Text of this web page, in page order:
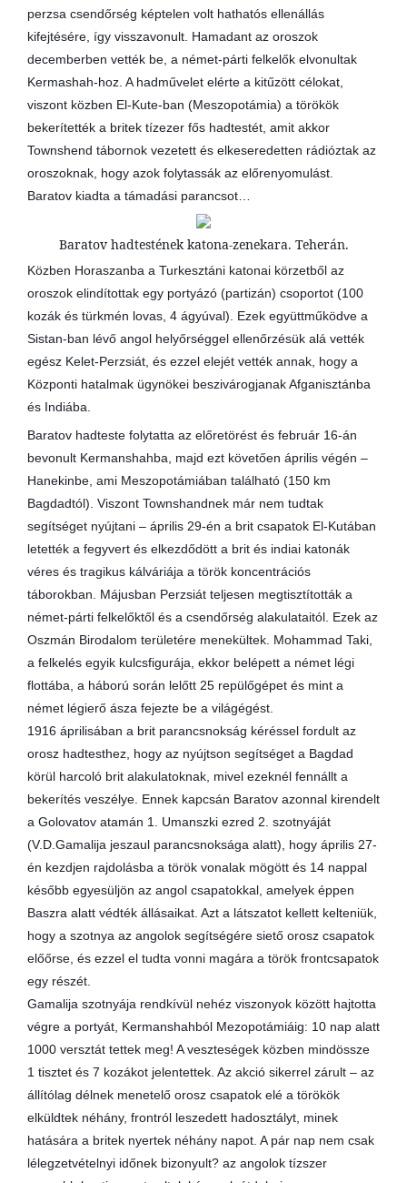
perzsa csendőrség képtelen volt hathatós ellenállás
kifejtésére, így visszavonult. Hamadant az oroszok
decemberben vették be, a német-párti felkelők elvonultak
Kermashah-hoz. A hadművelet elérte a kitűzött célokat,
viszont közben El-Kute-ban (Meszopotámia) a törökök
bekerítették a britek tízezer fős hadtestét, amit akkor
Townshend tábornok vezetett és elkeseredetten rádióztak az
oroszoknak, hogy azok folytassák az előrenyomulást.
Baratov kiadta a támadási parancsot…
Baratov hadtestének katona-zenekara. Teherán.
Közben Horaszanba a Turkesztáni katonai körzetből az
oroszok elindítottak egy portyázó (partizán) csoportot (100
kozák és türkmén lovas, 4 ágyúval). Ezek együttműködve a
Sistan-ban lévő angol helyőrséggel ellenőrzésük alá vették
egész Kelet-Perzsiát, és ezzel elejét vették annak, hogy a
Központi hatalmak ügynökei beszivárogjanak Afganisztánba
és Indiába.
Baratov hadteste folytatta az előretörést és február 16-án
bevonult Kermanshahba, majd ezt követően április végén –
Hanekinbe, ami Meszopotámiában található (150 km
Bagdadtól). Viszont Townshandnek már nem tudtak
segítséget nyújtani – április 29-én a brit csapatok El-Kutában
letették a fegyvert és elkezdődött a brit és indiai katonák
véres és tragikus kálváriája a török koncentrációs
táborokban. Májusban Perzsiát teljesen megtisztították a
német-párti felkelőktől és a csendőrség alakulataitól. Ezek az
Oszmán Birodalom területére menekültek. Mohammad Taki,
a felkelés egyik kulcsfigurája, ekkor belépett a német légi
flottába, a háború során lelőtt 25 repülőgépet és mint a
német légierő ásza fejezte be a világégést.
1916 áprilisában a brit parancsnokság kéréssel fordult az
orosz hadtesthez, hogy az nyújtson segítséget a Bagdad
körül harcoló brit alakulatoknak, mivel ezeknél fennállt a
bekerítés veszélye. Ennek kapcsán Baratov azonnal kirendelt
a Golovatov atamán 1. Umanszki ezred 2. szotnyáját
(V.D.Gamalija jeszaul parancsnoksága alatt), hogy április 27-
én kezdjen rajdolásba a török vonalak mögött és 14 nappal
később egyesüljön az angol csapatokkal, amelyek éppen
Baszra alatt védték állásaikat. Azt a látszatot kellett kelteniük,
hogy a szotnya az angolok segítségére siető orosz csapatok
előőrse, és ezzel el tudta vonni magára a török frontcsapatok
egy részét.
Gamalija szotnyája rendkívül nehéz viszonyok között hajtotta
végre a portyát, Kermanshahból Mezopotámiáig: 10 nap alatt
1000 versztát tettek meg! A veszteségek közben mindössze
1 tisztet és 7 kozákot jelentettek. Az akció sikerrel zárult – az
állítólag délnek menetelő orosz csapatok elé a törökök
elküldtek néhány, frontról leszedett hadosztályt, minek
hatására a britek nyertek néhány napot. A pár nap nem csak
lélegzetvételnyi időnek bizonyult? az angolok tízszer